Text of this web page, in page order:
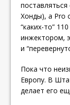
Хонды), а Pro
“каких-то”
инжектором,
и
Пока что
Европу. В
делает его